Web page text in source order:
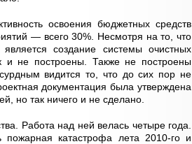
освоения бюджетных средств
— всего 30%. Несмотря на то, что
создание системы очистных
и не построены. Также не построены
видится то, что до сих пор не
документация была утверждена
но так ничего и не сделано.
Работа над ней велась четыре года.
пожарная катастрофа лета 2010-го и